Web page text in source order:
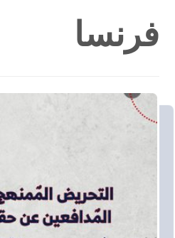
فرنسا